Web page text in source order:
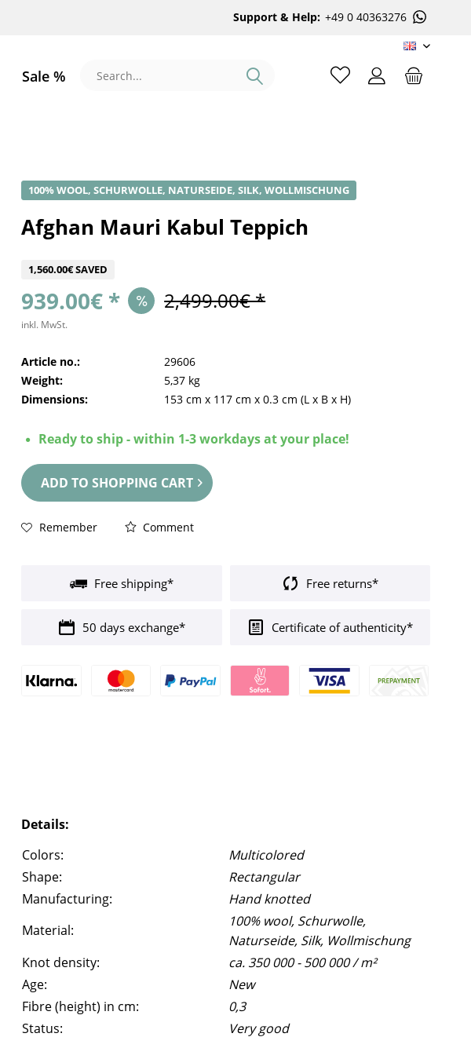
Support & Help: +49 0 40363276
EN
Sale %
100% WOOL, SCHURWOLLE, NATURSEIDE, SILK, WOLLMISCHUNG
Afghan Mauri Kabul Teppich
1,560.00€ SAVED
939.00€ * 2,499.00€ *
inkl. MwSt.
Article no.:
29606
Weight:
5,37 kg
Dimensions:
153 cm x 117 cm x0.3 cm (L x B x H)
Ready to ship - within 1-3 workdays at your place!
ADD TO SHOPPING CART
Remember Comment
Free shipping* Free returns*
50 days exchange* Certificate of authenticity*
Details:
Colors:
Multicolored
Shape:
Rectangular
Manufacturing:
Hand knotted
Material:
100% wool, Schurwolle,
Naturseide, Silk, Wollmischung
Knot density:
ca. 350 000 - 500 000 / m²
Age:
New
Fibre (height) in cm:
0,3
Status:
Very good